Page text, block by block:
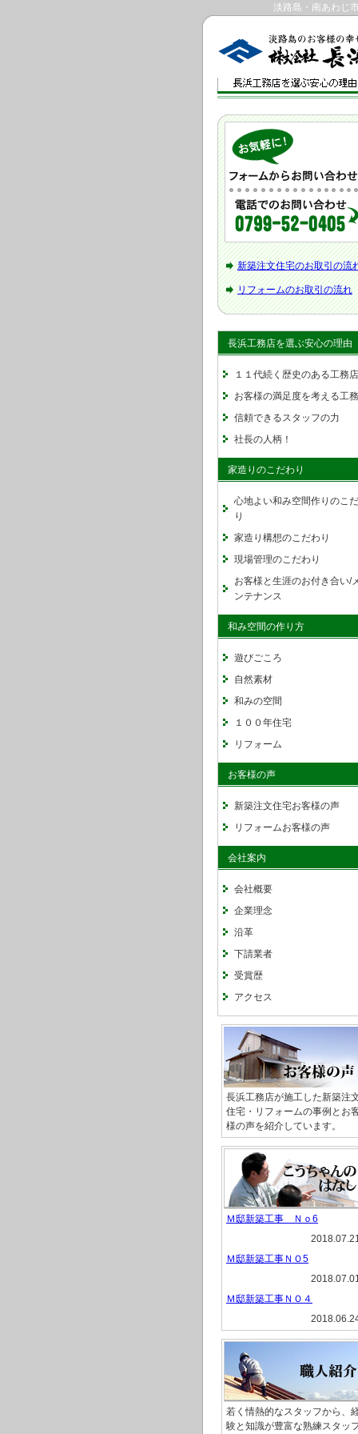
淡路島・南あわじ
新築注文住宅のお取引の流
リフォームのお取引の流れ
長浜工務店を選ぶ安心の理由
１１代続く歴史のある工務店
お客様の満足度を考える工
信頼できるスタッフの力
社長の人柄！
家造りのこだわり
心地よい和み空間作りのこ
り
家造り構想のこだわり
現場管理のこだわり
お客様と生涯のお付き合い/
ンテナンス
和み空間の作り方
遊びごころ
自然素材
和みの空間
１００年住宅
リフォーム
お客様の声
新築注文住宅お客様の声
リフォームお客様の声
会社案内
会社概要
企業理念
沿革
下請業者
受賞歴
アクセス
長浜工務店が施工した新築注
住宅・リフォームの事例とお
様の声を紹介しています。
Ｍ邸新築工事 Ｎｏ6
Ｍ邸新築工事ＮＯ5
Ｍ邸新築工事ＮＯ４
若く情熱的なスタッフから、
験と知識が豊富な熟練スタッ